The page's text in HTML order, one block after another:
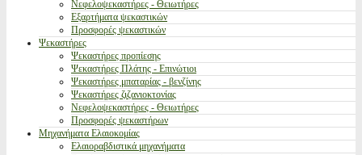
Νεφελοψεκαστήρες - Θειωτήρες
Εξαρτήματα ψεκαστικών
Προσφορές ψεκαστικών
Ψεκαστήρες
Ψεκαστήρες προπίεσης
Ψεκαστήρες Πλάτης - Επινώτιοι
Ψεκαστήρες μπαταρίας - βενζίνης
Ψεκαστήρες ζιζανιοκτονίας
Νεφελοψεκαστήρες - Θειωτήρες
Προσφορές ψεκαστήρων
Μηχανήματα Ελαιοκομίας
Ελαιοραβδιστικά μηχανήματα